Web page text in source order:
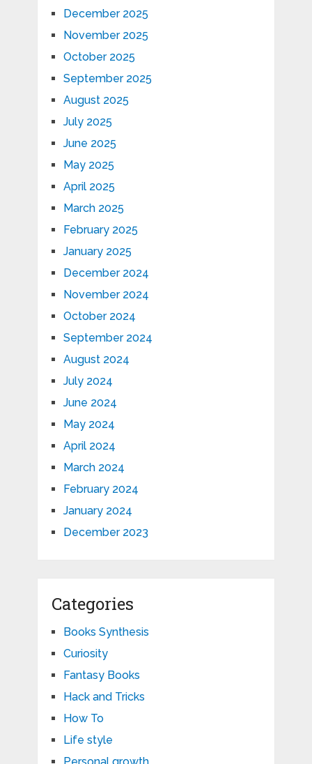
December 2025
November 2025
October 2025
September 2025
August 2025
July 2025
June 2025
May 2025
April 2025
March 2025
February 2025
January 2025
December 2024
November 2024
October 2024
September 2024
August 2024
July 2024
June 2024
May 2024
April 2024
March 2024
February 2024
January 2024
December 2023
Categories
Books Synthesis
Curiosity
Fantasy Books
Hack and Tricks
How To
Life style